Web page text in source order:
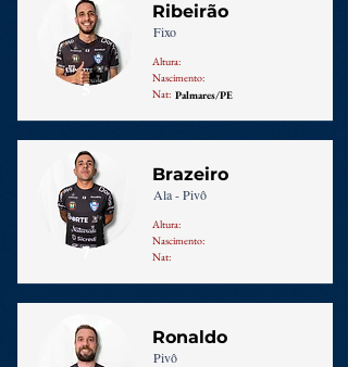
5
Ribeirão
Fixo
Altura:
Nascimento:
Nat: Palmares/PE
7
Brazeiro
Ala - Pivô
Altura:
Nascimento:
Nat:
Ronaldo
Pivô